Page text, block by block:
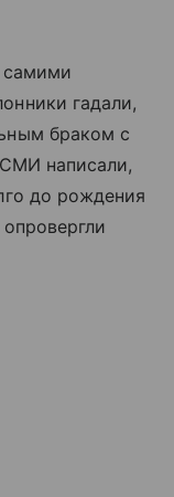
самими
гадали,
браком с
написали,
до рождения